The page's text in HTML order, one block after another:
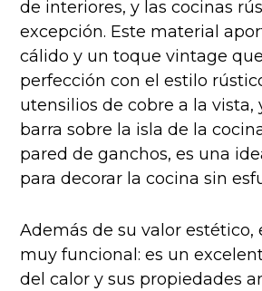
de interiores, y las cocinas
excepción. Este material
cálido y un toque vintage
perfección con el estilo
utensilios de cobre a la vista,
barra sobre la isla de la
pared de ganchos, es una
para decorar la cocina sin
Además de su valor estético,
muy funcional: es un
del calor y sus propiedades